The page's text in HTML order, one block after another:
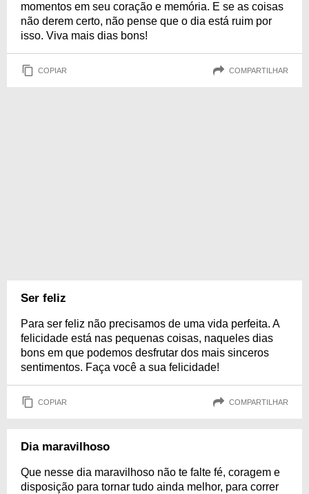
momentos em seu coração e memória. E se as coisas
não derem certo, não pense que o dia está ruim por
isso. Viva mais dias bons!
COPIAR COMPARTILHAR
Ser feliz
Para ser feliz não precisamos de uma vida perfeita. A
felicidade está nas pequenas coisas, naqueles dias
bons em que podemos desfrutar dos mais sinceros
sentimentos. Faça você a sua felicidade!
COPIAR COMPARTILHAR
Dia maravilhoso
Que nesse dia maravilhoso não te falte fé, coragem e
disposição para tornar tudo ainda melhor, para correr